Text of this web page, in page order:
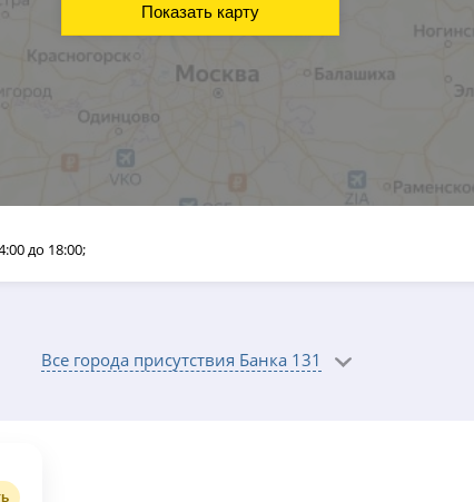
до 18:00;
Показать карту
Все города присутствия Банка 131